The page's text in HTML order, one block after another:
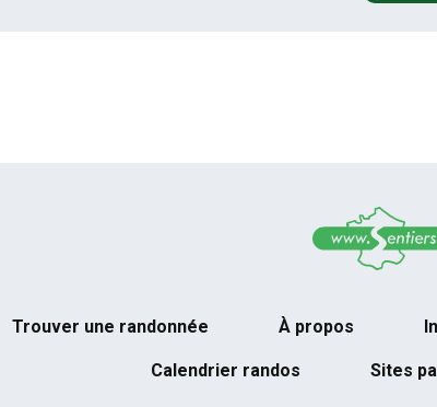
Trouver une randonnée À propos
Calendrier randos Sites